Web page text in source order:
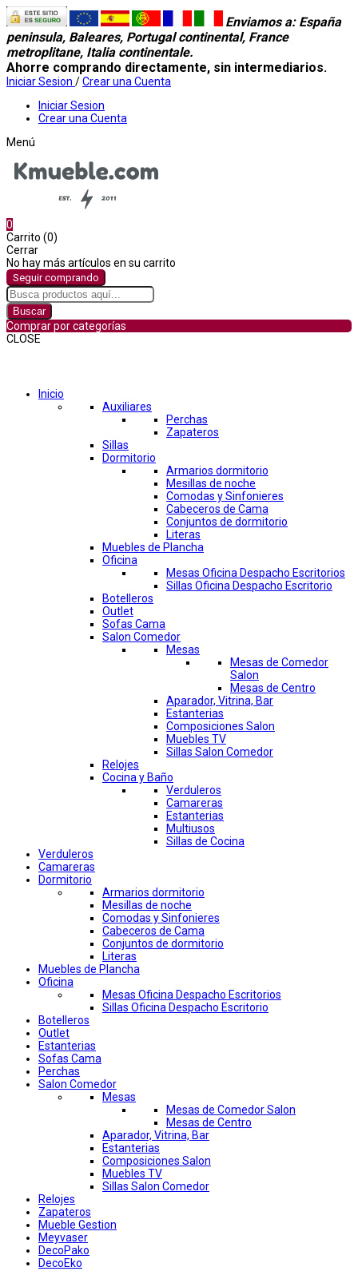
Enviamos a: España
peninsula, Baleares, Portugal continental, France
metroplitane, Italia continentale.
Ahorre comprando directamente, sin intermediarios.
Iniciar Sesion /Crear una Cuenta
Iniciar Sesion
Crear una Cuenta
Menú
0
Carrito (0)
Cerrar
No hay más artículos en su carrito
Seguir comprando
Buscar
Comprar por categorías
CLOSE
Inicio
Auxiliares
Perchas
Zapateros
Sillas
Dormitorio
Armarios dormitorio
Mesillas de noche
Comodas y Sinfonieres
Cabeceros de Cama
Conjuntos de dormitorio
Literas
Muebles de Plancha
Oficina
Mesas Oficina Despacho Escritorios
Sillas Oficina Despacho Escritorio
Botelleros
Outlet
Sofas Cama
Salon Comedor
Mesas
Mesas de Comedor
Salon
Mesas de Centro
Aparador, Vitrina, Bar
Estanterias
Composiciones Salon
Muebles TV
Sillas Salon Comedor
Relojes
Cocina y Baño
Verduleros
Camareras
Estanterias
Multiusos
Sillas de Cocina
Verduleros
Camareras
Dormitorio
Armarios dormitorio
Mesillas de noche
Comodas y Sinfonieres
Cabeceros de Cama
Conjuntos de dormitorio
Literas
Muebles de Plancha
Oficina
Mesas Oficina Despacho Escritorios
Sillas Oficina Despacho Escritorio
Botelleros
Outlet
Estanterias
Sofas Cama
Perchas
Salon Comedor
Mesas
Mesas de Comedor Salon
Mesas de Centro
Aparador, Vitrina, Bar
Estanterias
Composiciones Salon
Muebles TV
Sillas Salon Comedor
Relojes
Zapateros
Mueble Gestion
Meyvaser
DecoPako
DecoEko